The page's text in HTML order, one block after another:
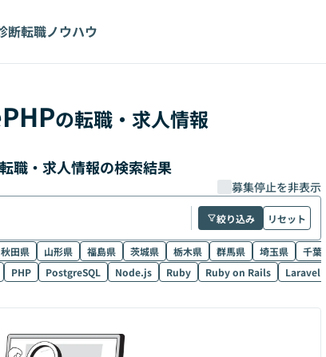
断転職ノウハウ
の転職・求人情報
職・求人情報の検索結果
募集停止を非表示
絞り込み リセット
秋田県 山形県 福島県 茨城県 栃木県 群馬県 埼玉県 千葉県
PHP PostgreSQL Node.js Ruby Ruby on Rails Laravel